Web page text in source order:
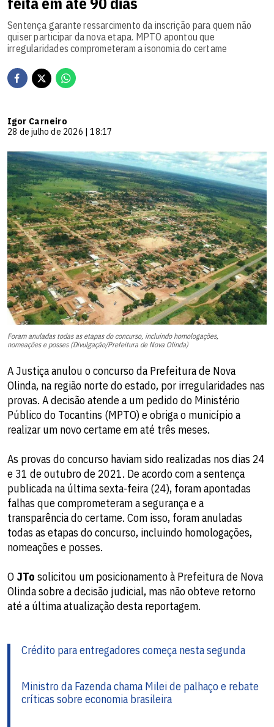
Sentença garante ressarcimento da inscrição para quem não
quiser participar da nova etapa. MPTO apontou que
irregularidades comprometeram a isonomia do certame
Igor Carneiro
28 de julho de 2026 | 18:17
Foram anuladas todas as etapas do concurso, incluindo homologações,
nomeações e posses (Divulgação/Prefeitura de Nova Olinda)
A Justiça anulou o concurso da Prefeitura de Nova
Olinda, na região norte do estado, por irregularidades nas
provas. A decisão atende a um pedido do Ministério
Público do Tocantins (MPTO) e obriga o município a
realizar um novo certame em até três meses.
As provas do concurso haviam sido realizadas nos dias 24
e 31 de outubro de 2021. De acordo com a sentença
publicada na última sexta-feira (24), foram apontadas
falhas que comprometeram a segurança e a
transparência do certame. Com isso, foram anuladas
todas as etapas do concurso, incluindo homologações,
nomeações e posses.
O JTo solicitou um posicionamento à Prefeitura de Nova
Olinda sobre a decisão judicial, mas não obteve retorno
até a última atualização desta reportagem.
Crédito para entregadores começa nesta segunda
Ministro da Fazenda chama Milei de palhaço e rebate
críticas sobre economia brasileira